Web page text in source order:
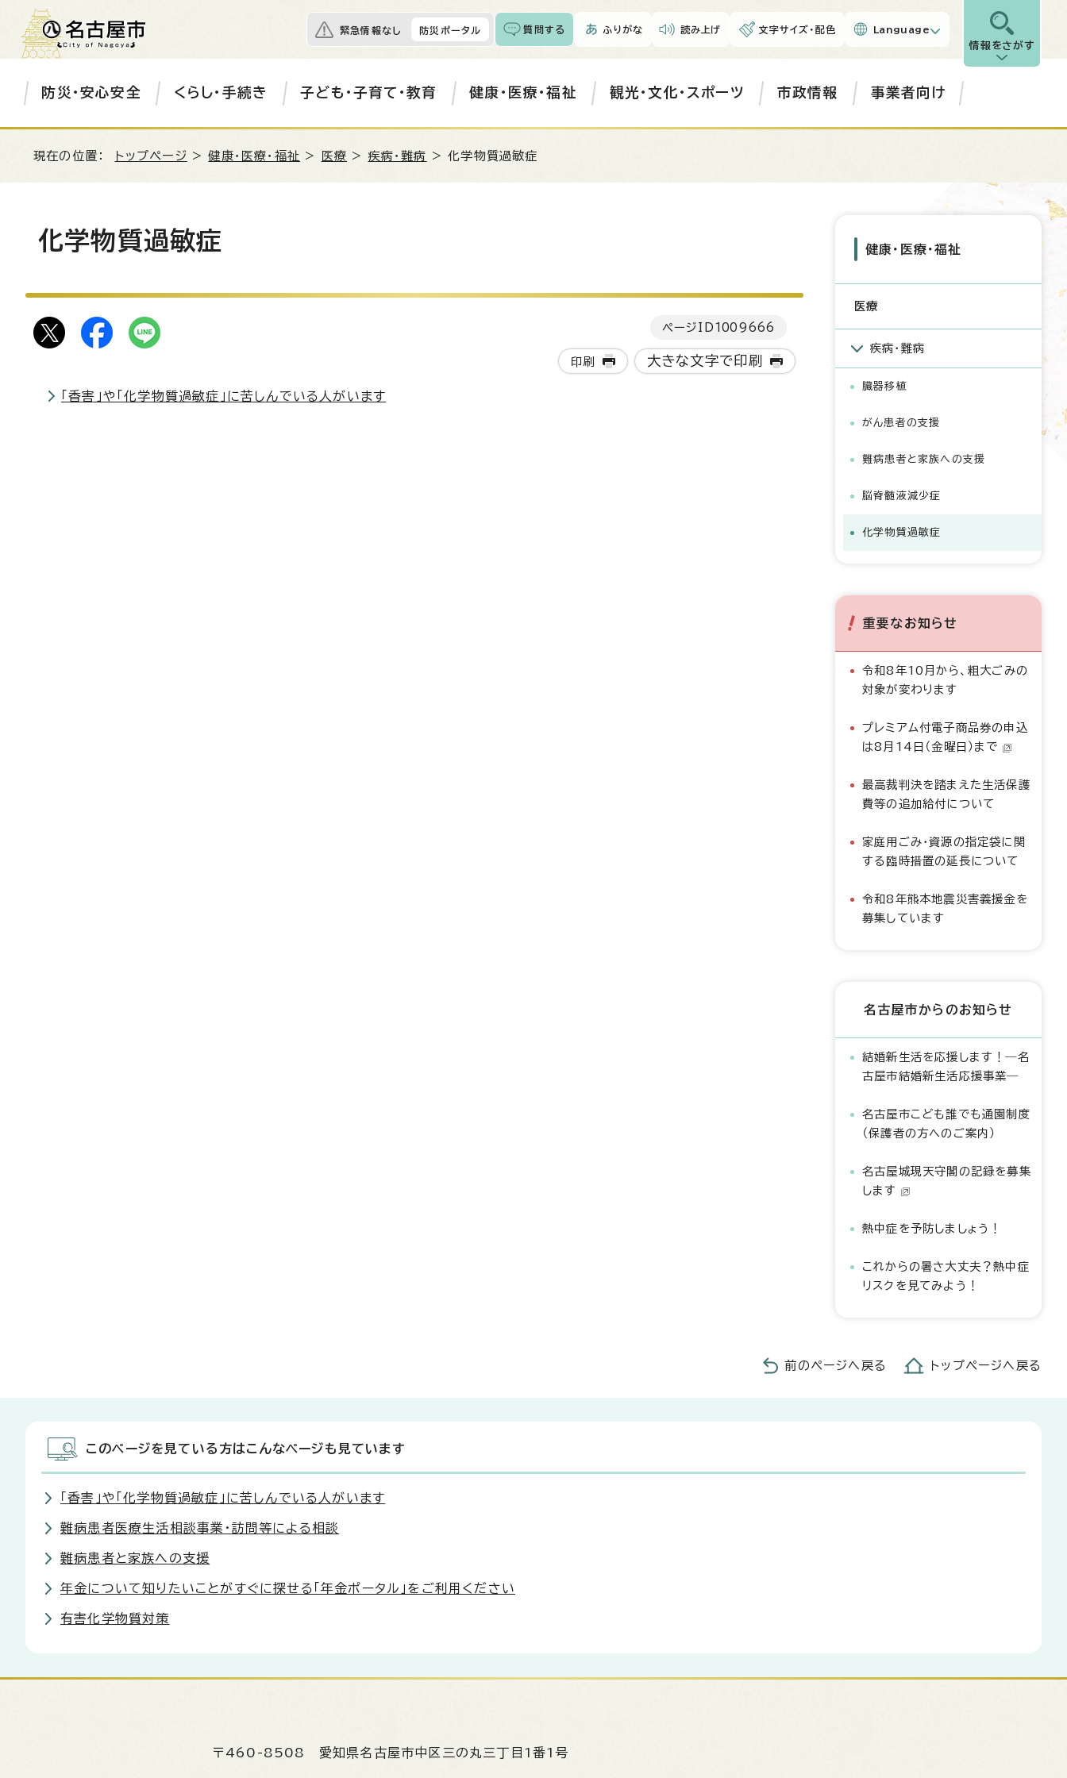
緊急情報なし 防災ポータル 質問する ふりがな 読み上げ 文字サイズ・配色 Language
情報をさがす
防災・安心安全 くらし・手続き 子ども・子育て・教育 健康・医療・福祉 観光・文化・スポーツ 市政情報 事業者向け
現在の位置： トップページ >健康・医療・福祉 > 医療 > 疾病・難病 > 化学物質過敏症
化学物質過敏症
ページID 1009666
印刷 大きな文字で印刷
「香害」や「化学物質過敏症」に苦しんでいる人がいます
健康・医療・福祉
医療
疾病・難病
臓器移植
がん患者の支援
難病患者と家族への支援
脳脊髄液減少症
化学物質過敏症
重要なお知らせ
令和8年10月から、粗大ごみの
対象が変わります
プレミアム付電子商品券の申込
は8月14日（金曜日）まで
最高裁判決を踏まえた生活保護
費等の追加給付について
家庭用ごみ・資源の指定袋に関
する臨時措置の延長について
令和8年熊本地震災害義援金を
募集しています
名古屋市からのお知らせ
結婚新生活を応援します！―名
古屋市結婚新生活応援事業―
名古屋市こども誰でも通園制度
（保護者の方へのご案内）
名古屋城現天守閣の記録を募集
します
熱中症を予防しましょう！
これからの暑さ大丈夫？熱中症
リスクを見てみよう！
前のページへ戻る トップページへ戻る
このページを見ている方はこんなページも見ています
「香害」や「化学物質過敏症」に苦しんでいる人がいます
難病患者医療生活相談事業・訪問等による相談
難病患者と家族への支援
年金について知りたいことがすぐに探せる「年金ポータル」をご利用ください
有害化学物質対策
〒460-8508 愛知県名古屋市中区三の丸三丁目1番1号